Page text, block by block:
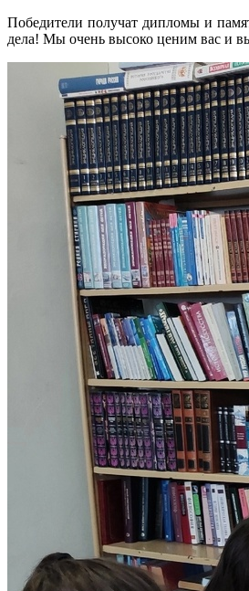
Победители получат дипломы и
дела! Мы очень высоко ценим вас и